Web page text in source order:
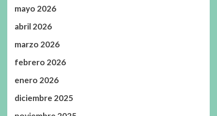
mayo 2026
abril 2026
marzo 2026
febrero 2026
enero 2026
diciembre 2025